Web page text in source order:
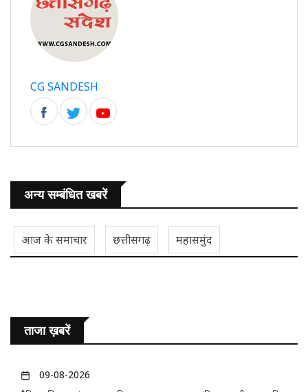
CG SANDESH
अन्य सम्बंधित खबरें
आज के समाचार छत्तीसगढ़ महासमुंद
ताजा ख़बरें
09-08-2026